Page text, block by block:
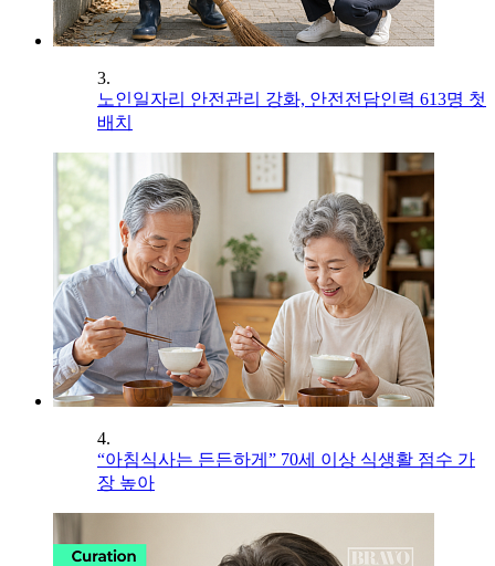
3.
노인일자리 안전관리 강화, 안전전담인력 613명 첫
배치
4.
“아침식사는 든든하게” 70세 이상 식생활 점수 가
장 높아